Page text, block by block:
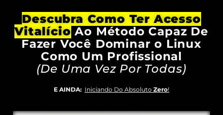
Descubra Como Ter Acesso
Vitalício Ao Método Capaz De
Fazer Você Dominar o Linux
Como Um Profissional
(De Uma Vez Por Todas)
E AINDA: Iniciando Do Absoluto Zero!